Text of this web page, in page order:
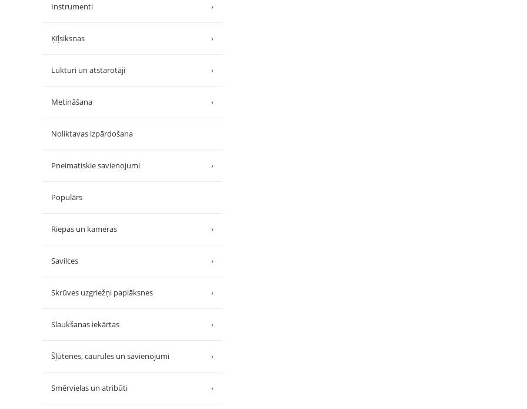
Instrumenti ›
Ķīļsiksnas ›
Lukturi un atstarotāji ›
Metināšana ›
Noliktavas izpārdošana
Pneimatiskie savienojumi ›
Populārs
Riepas un kameras ›
Savilces ›
Skrūves uzgriežņi paplāksnes ›
Slaukšanas iekārtas ›
Šļūtenes, caurules un savienojumi ›
Smērvielas un atribūti ›